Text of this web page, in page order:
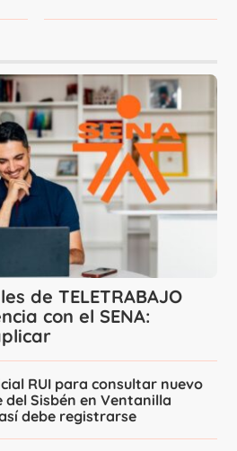
de TELETRABAJO
con el SENA:
RUI para consultar nuevo
del Sisbén en Ventanilla
debe registrarse